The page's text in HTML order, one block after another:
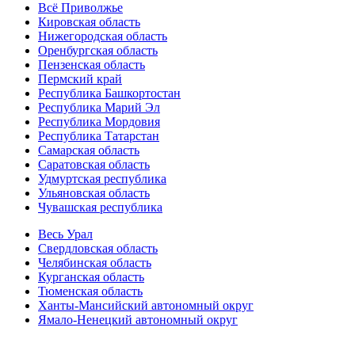
Всё Приволжье
Кировская область
Нижегородская область
Оренбургская область
Пензенская область
Пермский край
Республика Башкортостан
Республика Марий Эл
Республика Мордовия
Республика Татарстан
Самарская область
Саратовская область
Удмуртская республика
Ульяновская область
Чувашская республика
Весь Урал
Свердловская область
Челябинская область
Курганская область
Тюменская область
Ханты-Мансийский автономный округ
Ямало-Ненецкий автономный округ